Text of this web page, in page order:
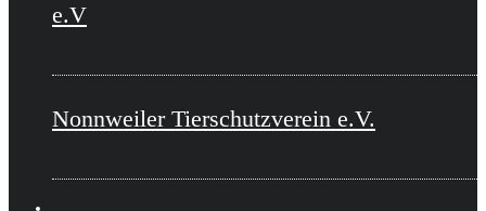
e.V
Nonnweiler Tierschutzverein e.V.